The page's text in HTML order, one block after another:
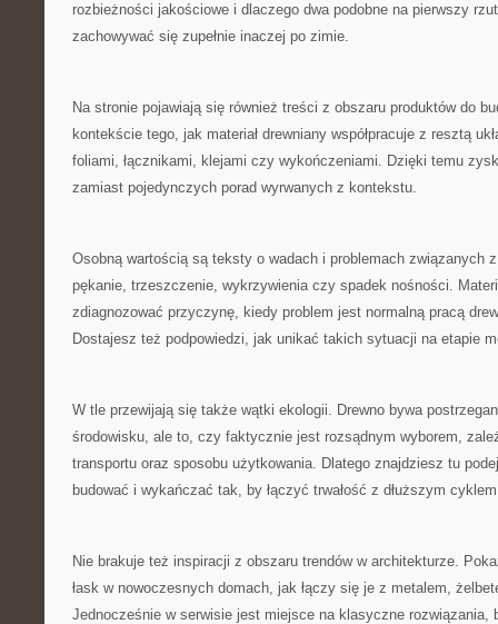
rozbieżności jakościowe i dlaczego dwa podobne na pierwszy
zachowywać się zupełnie inaczej po zimie.
Na stronie pojawiają się również treści z obszaru produktów do
kontekście tego, jak materiał drewniany współpracuje z resztą
foliami, łącznikami, klejami czy wykończeniami. Dzięki temu
zamiast pojedynczych porad wyrwanych z kontekstu.
Osobną wartością są teksty o wadach i problemach związanych
pękanie, trzeszczenie, wykrzywienia czy spadek nośności.
zdiagnozować przyczynę, kiedy problem jest normalną pracą
Dostajesz też podpowiedzi, jak unikać takich sytuacji na etapie
W tle przewijają się także wątki ekologii. Drewno bywa
środowisku, ale to, czy faktycznie jest rozsądnym wyborem,
transportu oraz sposobu użytkowania. Dlatego znajdziesz tu
budować i wykańczać tak, by łączyć trwałość z dłuższym
Nie brakuje też inspiracji z obszaru trendów w architekturze.
łask w nowoczesnych domach, jak łączy się je z metalem,
Jednocześnie w serwisie jest miejsce na klasyczne rozwiązania,